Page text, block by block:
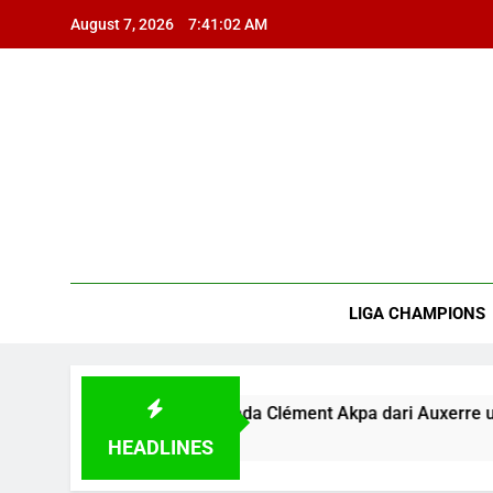
August 7, 2026 7:41:03 AM
LIGA CHAMPIONS
HEADLINES
pada Clément Akpa dari Auxerre untuk